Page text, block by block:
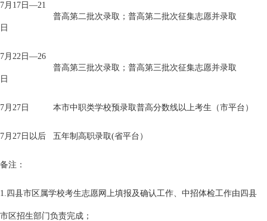
7月17日—21
日
普高第二批次录取；普高第二批次征集志愿并录取
7月22日—26
日
普高第三批次录取；普高第三批次征集志愿并录取
7月27日 本市中职类学校预录取普高分数线以上考生（市平台）
7月27日以后 五年制高职录取(省平台）
备注：
1.四县市区属学校考生志愿网上填报及确认工作、中招体检工作由四县
市区招生部门负责完成；